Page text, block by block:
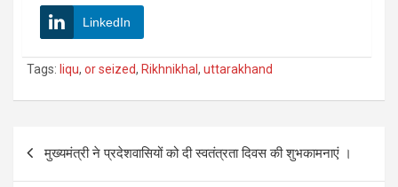
LinkedIn
Tags: liqu, or seized, Rikhnikhal , uttarakhand
navigation
मुख्यमंत्री ने प्रदेशवासियों को दी स्वतंत्रता दिवस की शुभकामनाएं ।